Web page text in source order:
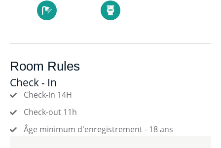
Room Rules
Check - In
Check-in 14H
Check-out 11h
Âge minimum d'enregistrement - 18 ans